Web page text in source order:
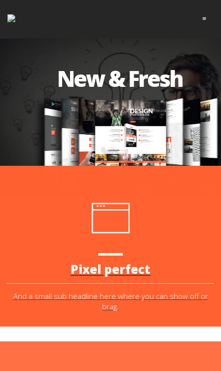
≡
New & Fresh
Pixel perfect
And a small sub headline here where you can show off or
brag.